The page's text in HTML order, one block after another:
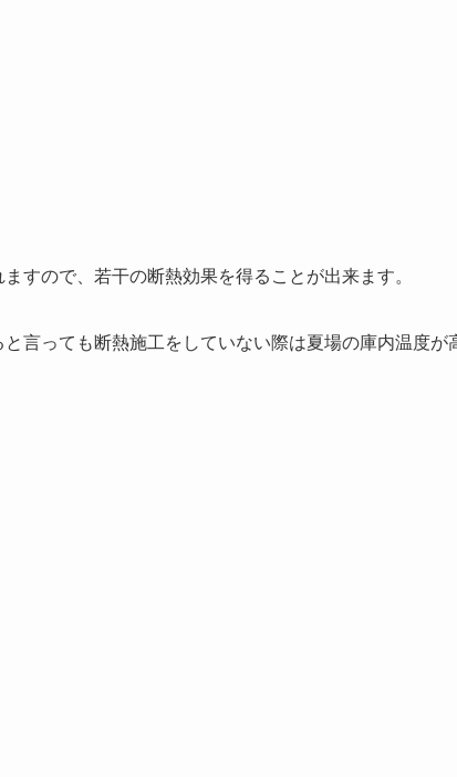
すので、若干の断熱効果を得ることが出来ます。
言っても断熱施工をしていない際は夏場の庫内温度が